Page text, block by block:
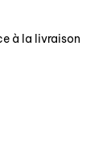
à la livraison